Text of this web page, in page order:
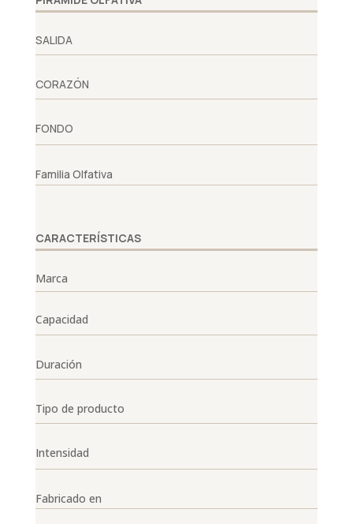
SALIDA
CORAZÓN
FONDO
Familia Olfativa
CARACTERÍSTICAS
Marca
Capacidad
Duración
Tipo de producto
Intensidad
Fabricado en